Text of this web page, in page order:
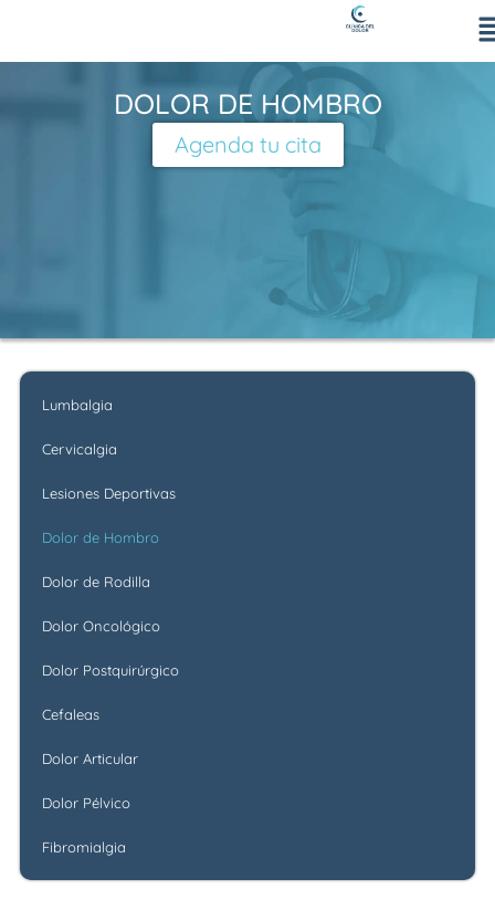
DOLOR DE HOMBRO
Agenda tu cita
Lumbalgia
Cervicalgia
Lesiones Deportivas
Dolor de Hombro
Dolor de Rodilla
Dolor Oncológico
Dolor Postquirúrgico
Cefaleas
Dolor Articular
Dolor Pélvico
Fibromialgia